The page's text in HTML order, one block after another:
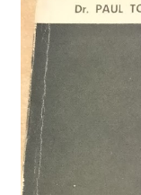
Contattaci
Cassa
Carrello
Privacy Policy